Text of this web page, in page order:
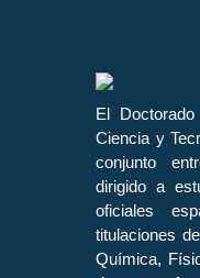
El
Ciencia y
conjunto
dirigido a
oficiales
titulaciones
Química,